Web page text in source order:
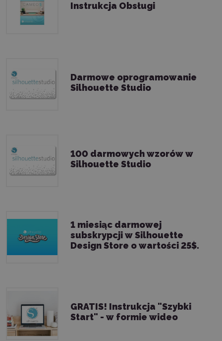
Instrukcja Obsługi
Darmowe oprogramowanie
Silhouette Studio
100 darmowych wzorów w
Silhouette Studio
1 miesiąc darmowej
subskrypcji w Silhouette
Design Store o wartości 25$.
GRATIS! Instrukcja "Szybki
Start" - w formie wideo